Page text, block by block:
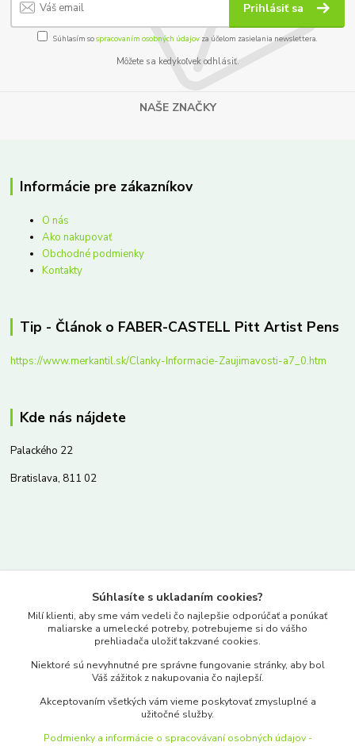
Prihlásiť sa
Súhlasím sospracovaním osobných údajov za účelom zasielania newslettera.
Môžete sa kedykoľvek odhlásiť.
NAŠE ZNAČKY
Informácie pre zákazníkov
O nás
Ako nakupovať
Obchodné podmienky
Kontakty
Tip - Článok o FABER-CASTELL Pitt Artist Pens
https://www.merkantil.sk/Clanky-Informacie-Zaujimavosti-a7_0.htm
Kde nás nájdete
Palackého 22
Bratislava, 811 02
www.merkantil.sk
Pondelok-Piatok: 9.00-17.00hod.
objednavky@merkantil-obchod.sk
Súhlasíte s ukladaním cookies?
Milí klienti, aby sme vám vedeli čo najlepšie odporúčať a ponúkať
maliarske a umelecké potreby, potrebujeme si do vášho
prehliadača uložiť takzvané cookies.
Niektoré sú nevyhnutné pre správne fungovanie stránky, aby bol
Váš zážitok z nakupovania čo najlepší.
Akceptovaním všetkých vám vieme poskytovať zmysluplné a
užitočné služby.
Podmienky a informácie o spracovávaní osobných údajov -